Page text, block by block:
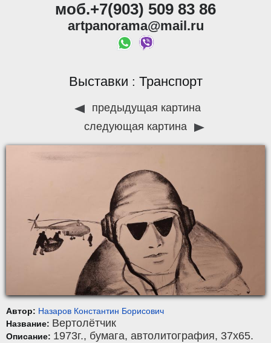
моб.+7(903) 509 83 86
artpanorama@mail.ru
Выставки : Транспорт
предыдущая картина
следующая картина
Автор: Назаров Константин Борисович
Название: Вертолётчик
Описание: 1973г., бумага, автолитография, 37x65.